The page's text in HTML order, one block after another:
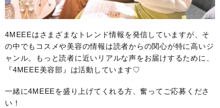
4MEEEはさまざまなトレンド情報を発信していますが、そ
の中でもコスメや美容の情報は読者からの関心が特に高いジ
ャンル。もっと読者に近いリアルな声をお届けするために、
『4MEEE美容部』は活動しています♡
一緒に4MEEEを盛り上げてくれる方、奮ってご応募くださ
い！